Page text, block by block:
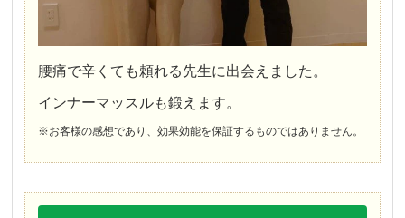
腰痛で辛くても頼れる先生に出会えました。
インナーマッスルも鍛えます。
※お客様の感想であり、効果効能を保証するものではありません。